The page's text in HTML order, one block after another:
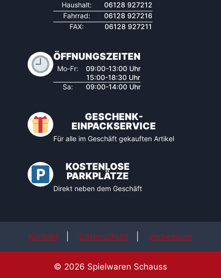
Haushalt:
06128 927212
Fahrrad:
06128 927216
FAX:
06128 927211
ÖFFNUNGSZEITEN
Mo-Fr:
09:00-13:00 Uhr
15:00-18:30 Uhr
Sa:
09:00-14:00 Uhr
GESCHENK-
EINPACKSERVICE
Für alle im Geschäft gekauften Artikel
KOSTENLOSE
PARKPLÄTZE
Direkt neben dem Geschäft
Kontakt Datenschutz Impressum
© 2026 Spielwaren Schauss